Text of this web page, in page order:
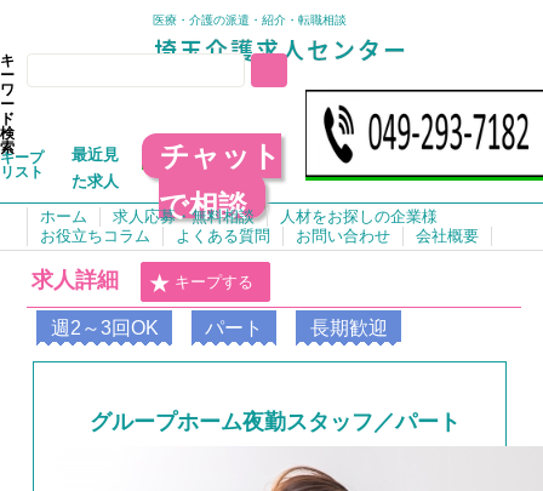
医療・介護の派遣・紹介・転職相談
キ
ー
ワ
ー
ド
検
索
キープ
リスト
最近見
た求人
チャット
で相談
ホーム 求人応募・無料相談
人材をお探しの企業様
お役立ちコラム
よくある質問 お問い合わせ 会社概要
求人詳細 キープする
週2～3回OK パート 長期歓迎
グループホーム夜勤スタッフ／パート